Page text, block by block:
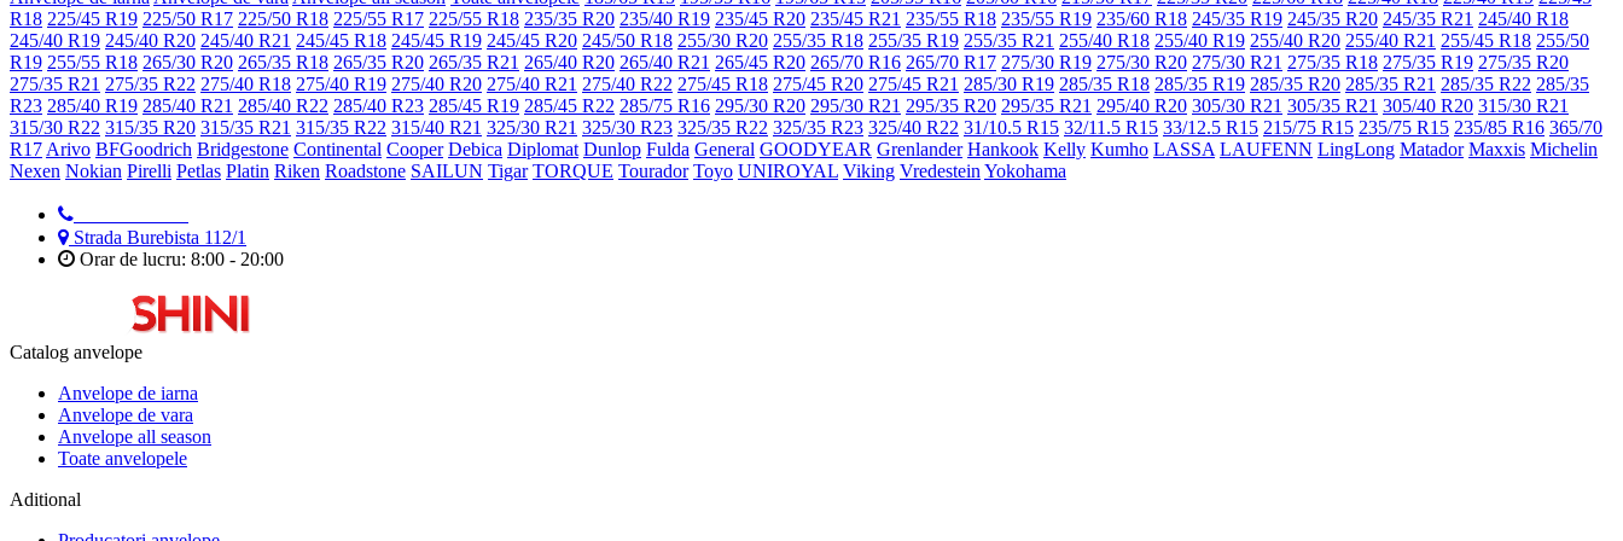
R18 225/45 R19 225/50 R17 225/50 R18 225/55 R17 225/55 R18 235/35 R20 235/40 R19 235/45 R20 235/45 R21 235/55 R18 235/55 R19 235/60 R18 245/35 R19 245/35 R20 245/35 R21 245/40 R18
245/40 R19 245/40 R20 245/40 R21 245/45 R18 245/45 R19 245/45 R20 245/50 R18 255/30 R20 255/35 R18 255/35 R19 255/35 R21 255/40 R18 255/40 R19 255/40 R20 255/40 R21 255/45 R18 255/50
R19 255/55 R18 265/30 R20 265/35 R18 265/35 R20 265/35 R21 265/40 R20 265/40 R21 265/45 R20 265/70 R16 265/70 R17 275/30 R19 275/30 R20 275/30 R21 275/35 R18 275/35 R19 275/35 R20
275/35 R21 275/35 R22 275/40 R18 275/40 R19 275/40 R20 275/40 R21 275/40 R22 275/45 R18 275/45 R20 275/45 R21 285/30 R19 285/35 R18 285/35 R19 285/35 R20 285/35 R21 285/35 R22 285/35
R23 285/40 R19 285/40 R21 285/40 R22 285/40 R23 285/45 R19 285/45 R22 285/75 R16 295/30 R20 295/30 R21 295/35 R20 295/35 R21 295/40 R20 305/30 R21 305/35 R21 305/40 R20 315/30 R21
315/30 R22 315/35 R20 315/35 R21 315/35 R22 315/40 R21 325/30 R21 325/30 R23 325/35 R22 325/35 R23 325/40 R22 31/10.5 R15 32/11.5 R15 33/12.5 R15 215/75 R15 235/75 R15 235/85 R16 365/70
R17 Arivo BFGoodrich Bridgestone Continental Cooper Debica Diplomat Dunlop Fulda General GOODYEAR Grenlander Hankook Kelly Kumho LASSA LAUFENN LingLong Matador Maxxis Michelin
Nexen Nokian Pirelli Petlas Platin Riken Roadstone SAILUN Tigar TORQUE Tourador Toyo UNIROYAL Viking Vredestein Yokohama
Strada Burebista 112/1
Orar de lucru: 8:00 - 20:00
Catalog anvelope
Anvelope de iarna
Anvelope de vara
Anvelope all season
Toate anvelopele
Aditional